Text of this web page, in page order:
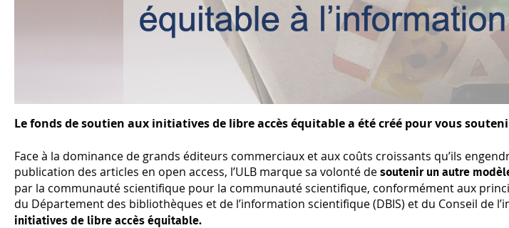
Le fonds de soutien aux initiatives de libre accès équitable a été créé pour vous
Face à la dominance de grands éditeurs commerciaux et aux coûts croissants qu’ils
publication des articles en open access, l’ULB marque sa volonté de soutenir un autre
par la communauté scientifique pour la communauté scientifique, conformément aux
du Département des bibliothèques et de l’information scientifique (DBIS) et du Conseil de
initiatives de libre accès équitable.